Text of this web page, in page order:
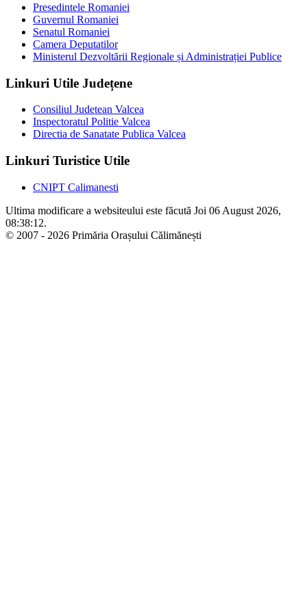
Presedintele Romaniei
Guvernul Romaniei
Senatul Romaniei
Camera Deputatilor
Ministerul Dezvoltării Regionale și Administrației Publice
Linkuri Utile Județene
Consiliul Judetean Valcea
Inspectoratul Politie Valcea
Directia de Sanatate Publica Valcea
Linkuri Turistice Utile
CNIPT Calimanesti
Ultima modificare a websiteului este făcută Joi 06 August 2026,
08:38:12.
© 2007 - 2026 Primăria Orașului Călimănești